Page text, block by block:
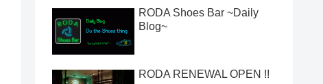
RODA Shoes Bar ~Daily
Blog~
RODA RENEWAL OPEN !!